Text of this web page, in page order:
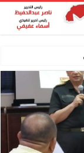
ترسم ملام